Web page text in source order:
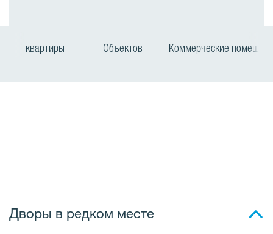
квартиры Объектов Коммерческие
Дворы в редком месте